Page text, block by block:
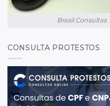
Brasil Consultas
CONSULTA PROTESTOS